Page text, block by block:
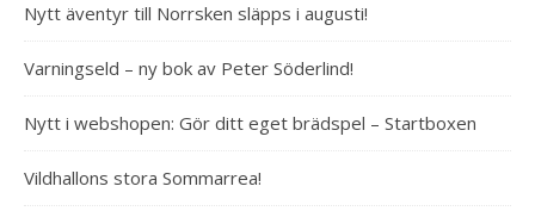
Nytt äventyr till Norrsken släpps i augusti!
Varningseld – ny bok av Peter Söderlind!
Nytt i webshopen: Gör ditt eget brädspel – Startboxen
Vildhallons stora Sommarrea!